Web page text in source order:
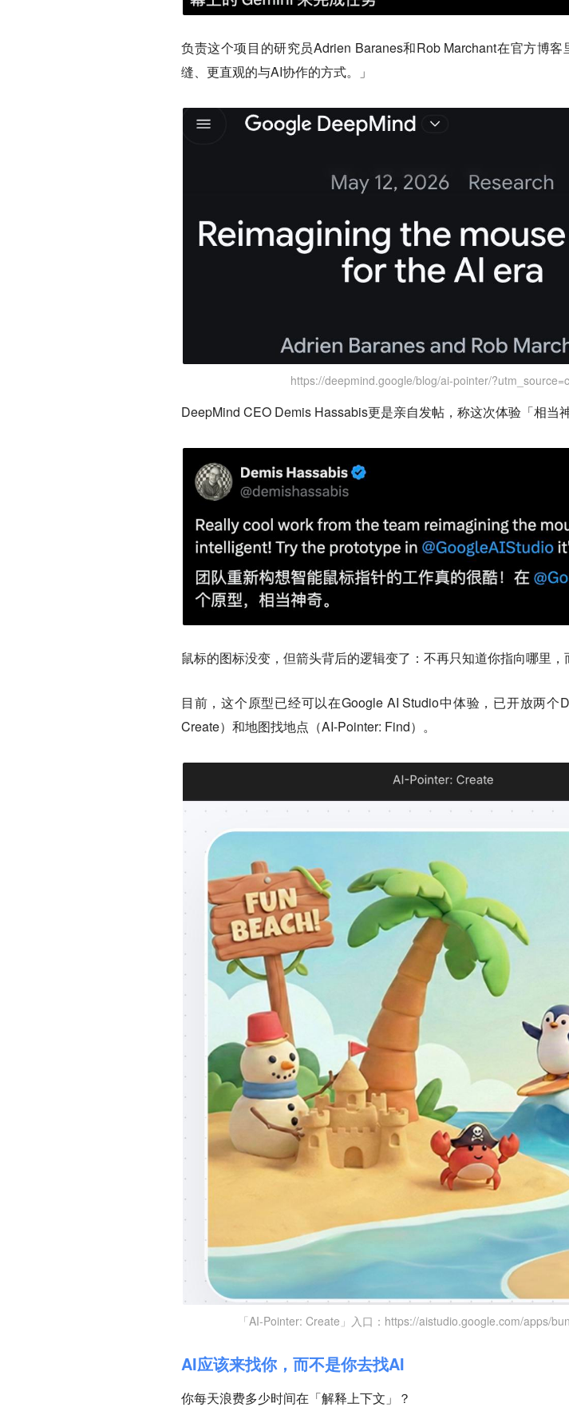
负责这个项目的研究员Adrien Baranes和Rob Marchant在官方博
缝、更直观的与AI协作的方式。」
https://deepmind.google/blog/ai-pointer/
DeepMind CEO Demis Hassabis更是亲自发帖，称这次体验「相当神
鼠标的图标没变，但箭头背后的逻辑变了：不再只知道你指向哪里，
目前，这个原型已经可以在Google AI Studio中体验，已开放两个
Create）和地图找地点（AI-Pointer: Find）。
「AI-Pointer: Create」入口：https://aistudio.google.com/apps/
AI应该来找你，而不是你去找AI
你每天浪费多少时间在「解释上下文」？